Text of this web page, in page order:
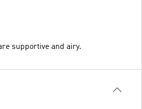
supportive and airy.